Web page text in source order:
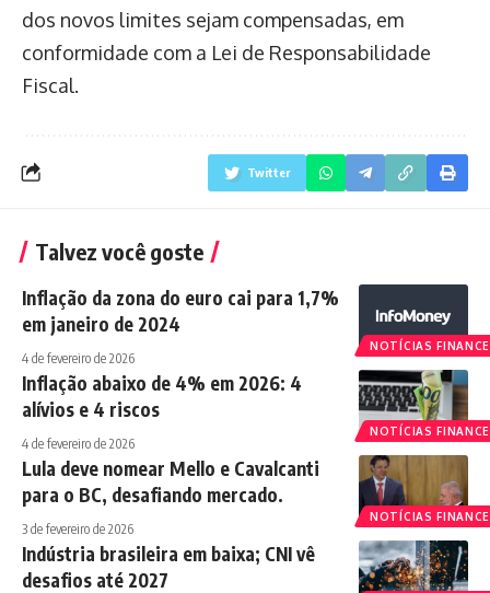
dos novos limites sejam compensadas, em
conformidade com a Lei de Responsabilidade
Fiscal.
Twitter
Talvez você goste
NOTÍCIAS
Inflação da zona do euro cai para 1,7%
em janeiro de 2024
4 de fevereiro de 2026
NOTÍCIAS
Inflação abaixo de 4% em 2026: 4
alívios e 4 riscos
4 de fevereiro de 2026
NOTÍCIAS
Lula deve nomear Mello e Cavalcanti
para o BC, desafiando mercado.
3 de fevereiro de 2026
Indústria brasileira em baixa; CNI vê
desafios até 2027